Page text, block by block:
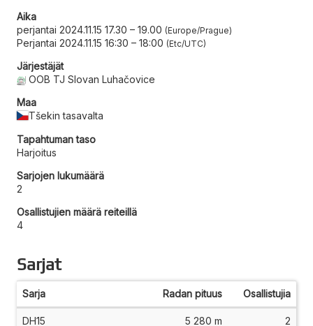
Aika
perjantai 2024.11.15 17.30 – 19.00 Europe/Prague
Perjantai 2024.11.15 16:30 – 18:00 Etc/UTC
Järjestäjät
OOB TJ Slovan Luhačovice
Maa
Tšekin tasavalta
Tapahtuman taso
Harjoitus
Sarjojen lukumäärä
2
Osallistujien määrä reiteillä
4
Sarjat
Sarja Radan pituus Osallistujia
DH15 5 280 m 2